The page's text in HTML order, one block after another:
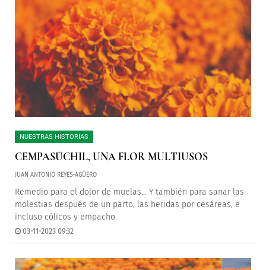
NUESTRAS HISTORIAS
CEMPASÚCHIL, UNA FLOR MULTIUSOS
JUAN ANTONIO REYES-AGÜERO
Remedio para el dolor de muelas… Y también para sanar las
molestias después de un parto, las heridas por cesáreas, e
incluso cólicos y empacho.
03-11-2023 09:32